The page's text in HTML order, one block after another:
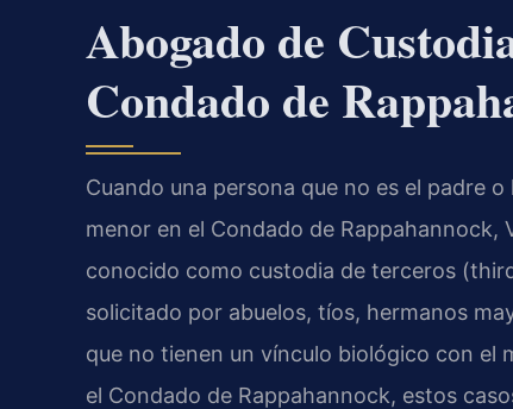
Abogado de
Condado de
Cuando una persona que no es el padre
menor en el Condado de
conocido como custodia de terceros
solicitado por abuelos, tíos, hermanos
que no tienen un vínculo biológico con el
el Condado de Rappahannock, estos